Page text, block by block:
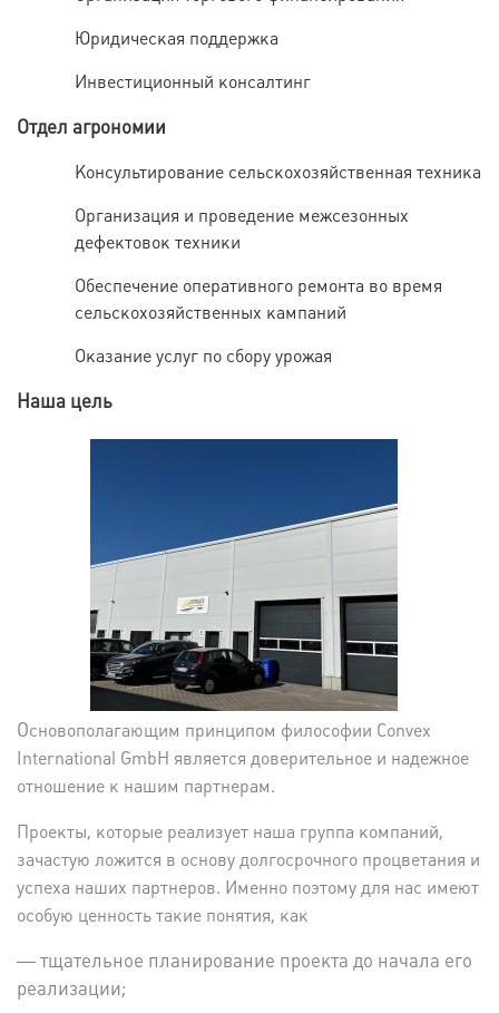
Юридическая поддержка
Инвестиционный консалтинг
Отдел агрономии
Консультирование сельскохозяйственная техника
Организация и проведение межсезонных
дефектовок техники
Обеспечение оперативного ремонта во время
сельскохозяйственных кампаний
Оказание услуг по сбору урожая
Наша цель
Основополагающим принципом философии Convex
International GmbH является доверительное и надежное
отношение к нашим партнерам.
Проекты, которые реализует наша группа компаний,
зачастую ложится в основу долгосрочного процветания и
успеха наших партнеров. Именно поэтому для нас имеют
особую ценность такие понятия, как
— тщательное планирование проекта до начала его
реализации;